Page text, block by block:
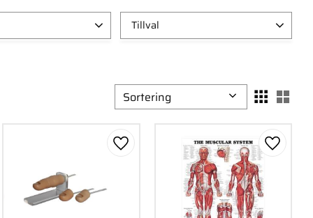
Tillval
fotpedal 2
Med handkontroll och hjul
Med handkontroll, fotpedal
2
Välj sortering
i favoriter Lägg till i favoriter Lägg